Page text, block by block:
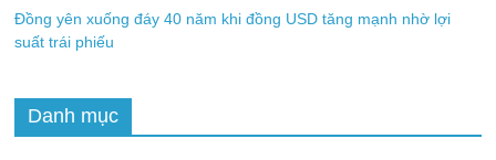
Đồng yên xuống đáy 40 năm khi đồng USD tăng mạnh nhờ lợi
suất trái phiếu
Danh mục